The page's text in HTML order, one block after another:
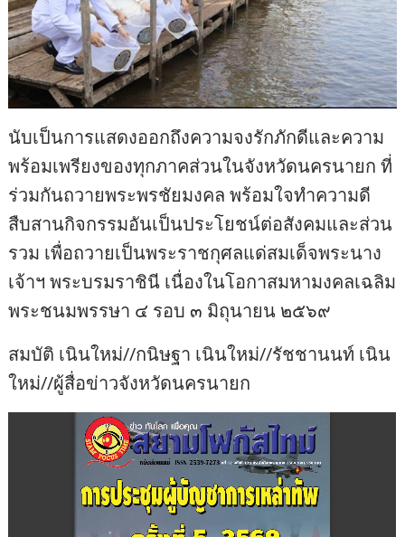
นับเป็นการแสดงออกถึงความจงรักภักดีและความ
พร้อมเพรียงของทุกภาคส่วนในจังหวัดนครนายก ที่
ร่วมกันถวายพระพรชัยมงคล พร้อมใจทำความดี
สืบสานกิจกรรมอันเป็นประโยชน์ต่อสังคมและส่วน
รวม เพื่อถวายเป็นพระราชกุศลแด่สมเด็จพระนาง
เจ้าฯ พระบรมราชินี เนื่องในโอกาสมหามงคลเฉลิม
พระชนมพรรษา ๔ รอบ ๓ มิถุนายน ๒๕๖๙
สมบัติ เนินใหม่//กนิษฐา เนินใหม่//รัชชานนท์ เนิน
ใหม่//ผู้สื่อข่าวจังหวัดนครนายก